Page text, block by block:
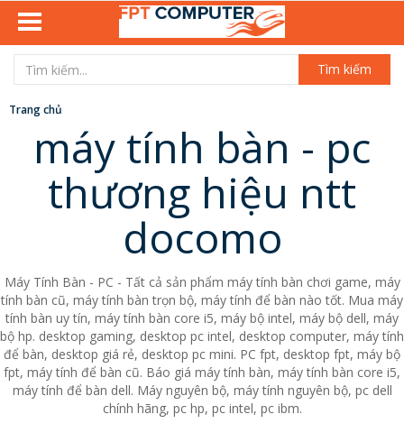
Tìm kiếm
Trang chủ
máy tính bàn - pc
thương hiệu ntt
docomo
Máy Tính Bàn - PC - Tất cả sản phẩm máy tính bàn chơi game, máy
tính bàn cũ, máy tính bàn trọn bộ, máy tính để bàn nào tốt. Mua máy
tính bàn uy tín, máy tính bàn core i5, máy bộ intel, máy bộ dell, máy
bộ hp. desktop gaming, desktop pc intel, desktop computer, máy tính
để bàn, desktop giá rẻ, desktop pc mini. PC fpt, desktop fpt, máy bộ
fpt, máy tính để bàn cũ. Báo giá máy tính bàn, máy tính bàn core i5,
máy tính để bàn dell. Máy nguyên bộ, máy tính nguyên bộ, pc dell
chính hãng, pc hp, pc intel, pc ibm.